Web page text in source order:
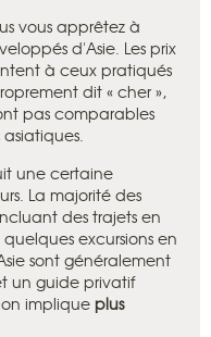
vous apprêtez à
d'Asie. Les prix
à ceux pratiqués
dit « cher »,
pas comparables
une certaine
La majorité des
des trajets en
excursions en
sont généralement
un guide privatif
implique plus